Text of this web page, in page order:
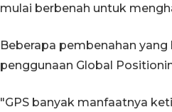
mulai berbenah untuk
Beberapa pembenahan
penggunaan Global
"GPS banyak manfaatnya